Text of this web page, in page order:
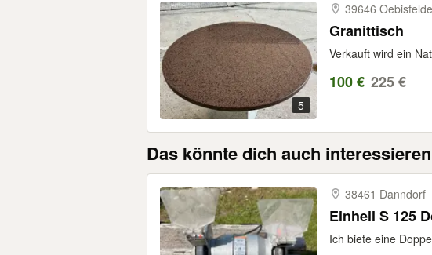
5
39646
Granittisch
Verkauft wird ein
100 € 225 €
Das könnte dich auch interessieren
38461 Danndorf
Einhell S 125
Ich biete eine